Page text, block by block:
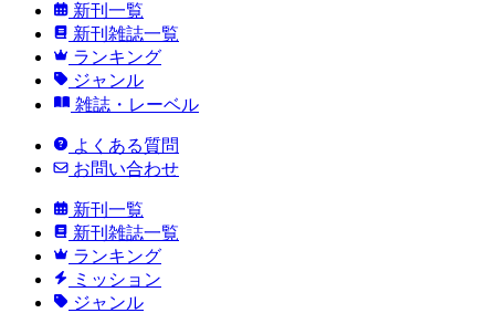
新刊一覧
新刊雑誌一覧
ランキング
ジャンル
雑誌・レーベル
よくある質問
お問い合わせ
新刊一覧
新刊雑誌一覧
ランキング
ミッション
ジャンル